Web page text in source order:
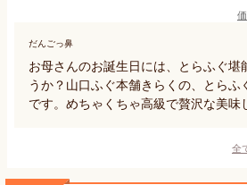
だんごっ鼻
お母さんのお誕生日には、とらふぐ堪
うか？山口ふぐ本舗きらくの、とらふ
です。めちゃくちゃ高級で贅沢な美味
全